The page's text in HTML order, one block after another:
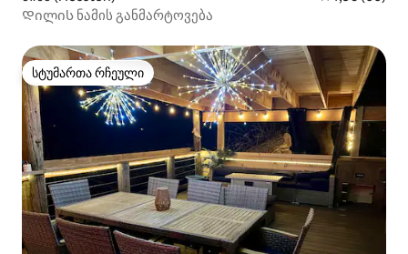
Დილის ნამის განმარტოვება
სტუმართა რჩეული
სტუმართა რჩეული